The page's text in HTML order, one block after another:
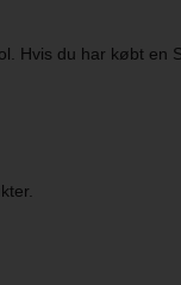
Hvis du har købt en